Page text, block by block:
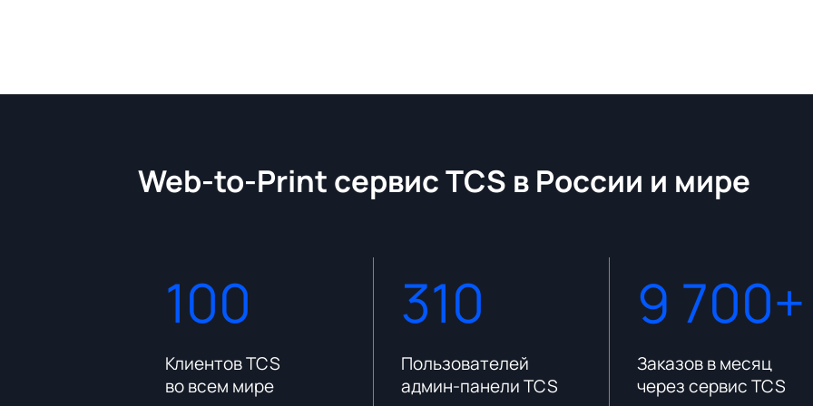
Web-to-Print сервис TCS в России и мире
100
Клиентов TCS
во всем мире
310
Пользователей
админ-панели TCS
9 700+
Заказов в месяц
через сервис TCS